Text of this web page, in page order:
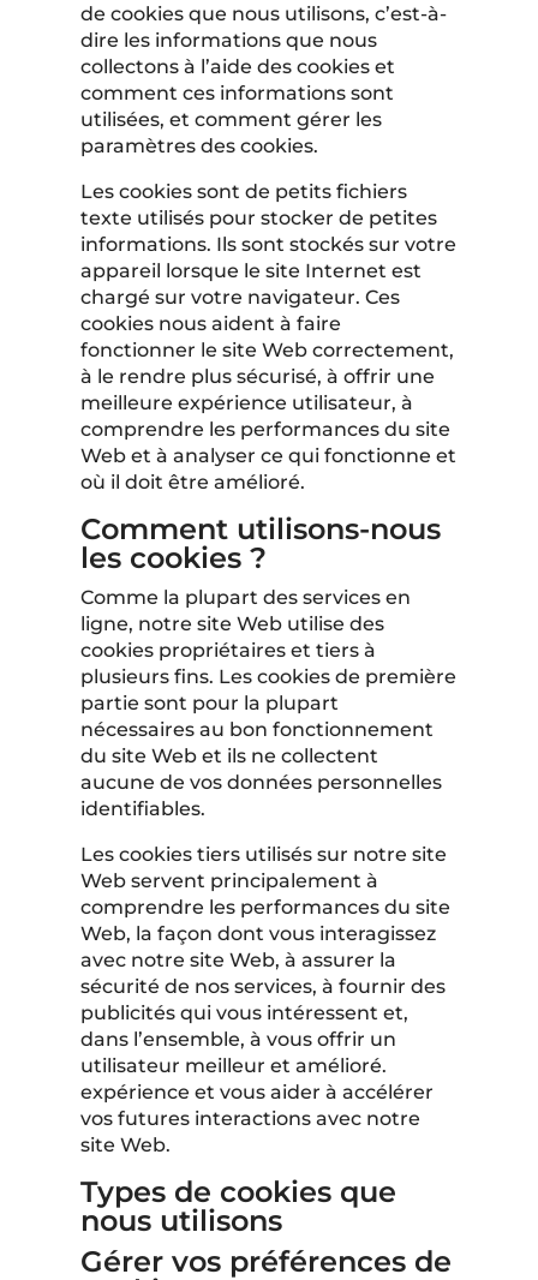
de cookies que nous utilisons, c’est-à-
dire les informations que nous
collectons à l’aide des cookies et
comment ces informations sont
utilisées, et comment gérer les
paramètres des cookies.
Les cookies sont de petits fichiers
texte utilisés pour stocker de petites
informations. Ils sont stockés sur votre
appareil lorsque le site Internet est
chargé sur votre navigateur. Ces
cookies nous aident à faire
fonctionner le site Web correctement,
à le rendre plus sécurisé, à offrir une
meilleure expérience utilisateur, à
comprendre les performances du site
Web et à analyser ce qui fonctionne et
où il doit être amélioré.
Comment utilisons-nous
les cookies ?
Comme la plupart des services en
ligne, notre site Web utilise des
cookies propriétaires et tiers à
plusieurs fins. Les cookies de première
partie sont pour la plupart
nécessaires au bon fonctionnement
du site Web et ils ne collectent
aucune de vos données personnelles
identifiables.
Les cookies tiers utilisés sur notre site
Web servent principalement à
comprendre les performances du site
Web, la façon dont vous interagissez
avec notre site Web, à assurer la
sécurité de nos services, à fournir des
publicités qui vous intéressent et,
dans l’ensemble, à vous offrir un
utilisateur meilleur et amélioré.
expérience et vous aider à accélérer
vos futures interactions avec notre
site Web.
Types de cookies que
nous utilisons
Gérer vos préférences de